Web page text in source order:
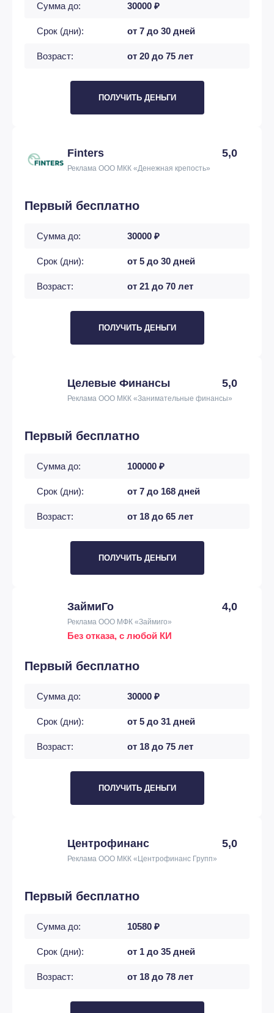
Сумма до: 30000 ₽
Срок (дни): от 7 до 30 дней
Возраст: от 20 до 75 лет
ПОЛУЧИТЬ ДЕНЬГИ
Finters 5,0
Реклама ООО МКК «Денежная крепость»
Первый бесплатно
Сумма до: 30000 ₽
Срок (дни): от 5 до 30 дней
Возраст: от 21 до 70 лет
ПОЛУЧИТЬ ДЕНЬГИ
Целевые Финансы 5,0
Реклама ООО МКК «Занимательные финансы»
Первый бесплатно
Сумма до: 100000 ₽
Срок (дни): от 7 до 168 дней
Возраст: от 18 до 65 лет
ПОЛУЧИТЬ ДЕНЬГИ
ЗаймиГо 4,0
Реклама ООО МФК «Займиго»
Без отказа, с любой КИ
Первый бесплатно
Сумма до: 30000 ₽
Срок (дни): от 5 до 31 дней
Возраст: от 18 до 75 лет
ПОЛУЧИТЬ ДЕНЬГИ
Центрофинанс 5,0
Реклама ООО МКК «Центрофинанс Групп»
Первый бесплатно
Сумма до: 10580 ₽
Срок (дни): от 1 до 35 дней
Возраст: от 18 до 78 лет